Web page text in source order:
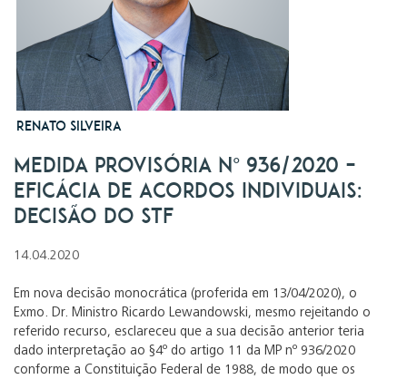
Renato Silveira
Medida Provisória nº 936/2020 –
Eficácia de Acordos Individuais:
decisão do STF
14.04.2020
Em nova decisão monocrática (proferida em 13/04/2020), o
Exmo. Dr. Ministro Ricardo Lewandowski, mesmo rejeitando o
referido recurso, esclareceu que a sua decisão anterior teria
dado interpretação ao §4º do artigo 11 da MP nº 936/2020
conforme a Constituição Federal de 1988, de modo que os